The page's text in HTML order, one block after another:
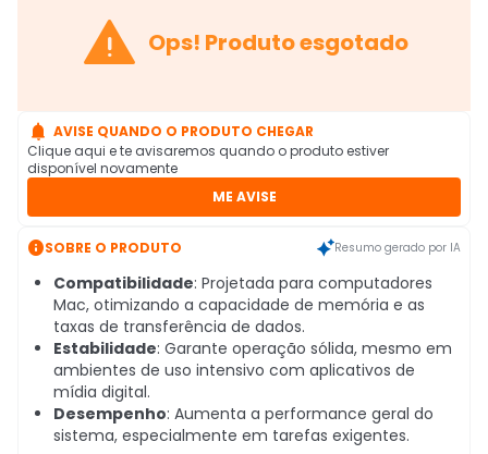
 Ops! Produto esgotado
 AVISE QUANDO O PRODUTO CHEGAR
Clique aqui e te avisaremos quando o produto estiver
disponível novamente
ME AVISE
SOBRE O PRODUTO Resumo gerado por IA
Compatibilidade: Projetada para computadores
Mac, otimizando a capacidade de memória e as
taxas de transferência de dados.
Estabilidade: Garante operação sólida, mesmo em
ambientes de uso intensivo com aplicativos de
mídia digital.
Desempenho: Aumenta a performance geral do
sistema, especialmente em tarefas exigentes.